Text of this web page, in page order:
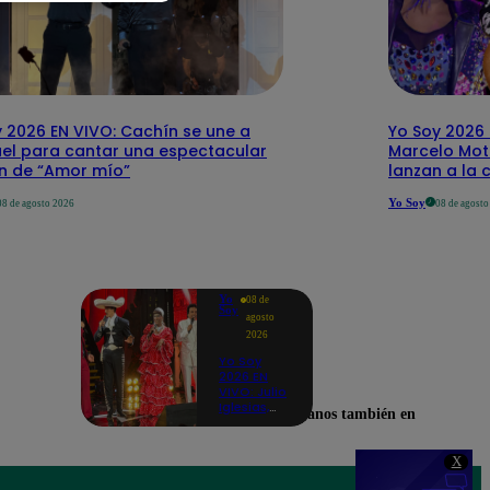
X
2026 EN VIVO: Cachín se une a
para cantar una espectacular
de “Amor mío”
de agosto 2026
Yo Soy 2026
Marcelo
lanzan a la
Yo Soy 08 de
Yo
Soy
08 de
agosto
2026
Yo Soy
2026 EN
VIVO: Julio
Iglesias,
artistas se
Encuéntranos también en